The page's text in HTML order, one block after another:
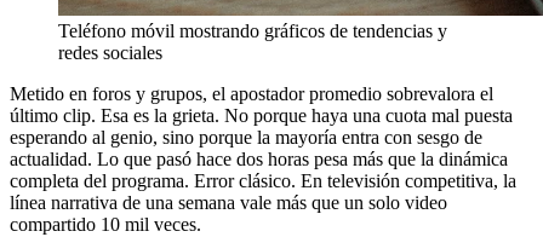
Teléfono móvil mostrando gráficos de tendencias y
redes sociales
Metido en foros y grupos, el apostador promedio sobrevalora el
último clip. Esa es la grieta. No porque haya una cuota mal puesta
esperando al genio, sino porque la mayoría entra con sesgo de
actualidad. Lo que pasó hace dos horas pesa más que la dinámica
completa del programa. Error clásico. En televisión competitiva, la
línea narrativa de una semana vale más que un solo video
compartido 10 mil veces.